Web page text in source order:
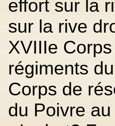
effort sur la
sur la rive
XVIIIe
régiments
Corps de
du Poivre